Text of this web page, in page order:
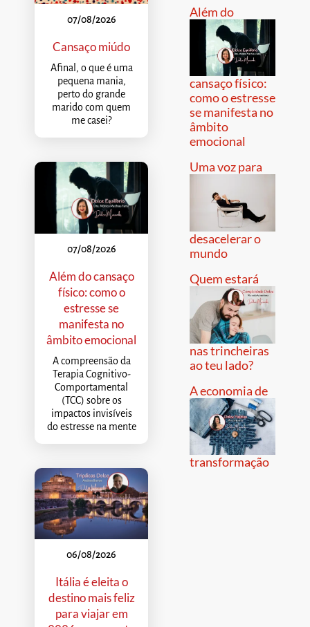
07/08/2026
Cansaço miúdo
Afinal, o que é uma
pequena mania,
perto do grande
marido com quem
me casei?
07/08/2026
Além do cansaço
físico: como o
estresse se
manifesta no
âmbito emocional
A compreensão da
Terapia Cognitivo-
Comportamental
(TCC) sobre os
impactos invisíveis
do estresse na mente
06/08/2026
Itália é eleita o
destino mais feliz
para viajar em
Além do
cansaço físico:
como o estresse
se manifesta no
âmbito
emocional
Uma voz para
desacelerar o
mundo
Quem estará
nas trincheiras
ao teu lado?
A economia de
transformação